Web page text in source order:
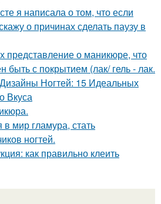
я написала о том, что если
о причинах сделать паузу в
представление о маникюре, что
быть с покрытием (лак/ гель - лак.
Ногтей: 15 Идеальных
Вкуса
в мир гламура, стать
ногтей.
как правильно клеить